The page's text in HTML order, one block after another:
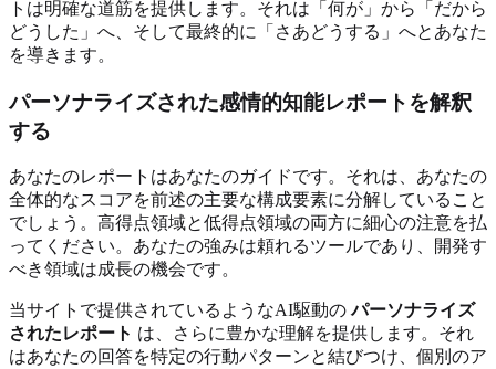
トは明確な道筋を提供します。それは「何が」から「だから
どうした」へ、そして最終的に「さあどうする」へとあなた
を導きます。
パーソナライズされた感情的知能レポートを解釈
する
あなたのレポートはあなたのガイドです。それは、あなたの
全体的なスコアを前述の主要な構成要素に分解していること
でしょう。高得点領域と低得点領域の両方に細心の注意を払
ってください。あなたの強みは頼れるツールであり、開発す
べき領域は成長の機会です。
当サイトで提供されているようなAI駆動のパーソナライズ
されたレポート は、さらに豊かな理解を提供します。それ
はあなたの回答を特定の行動パターンと結びつけ、個別のア